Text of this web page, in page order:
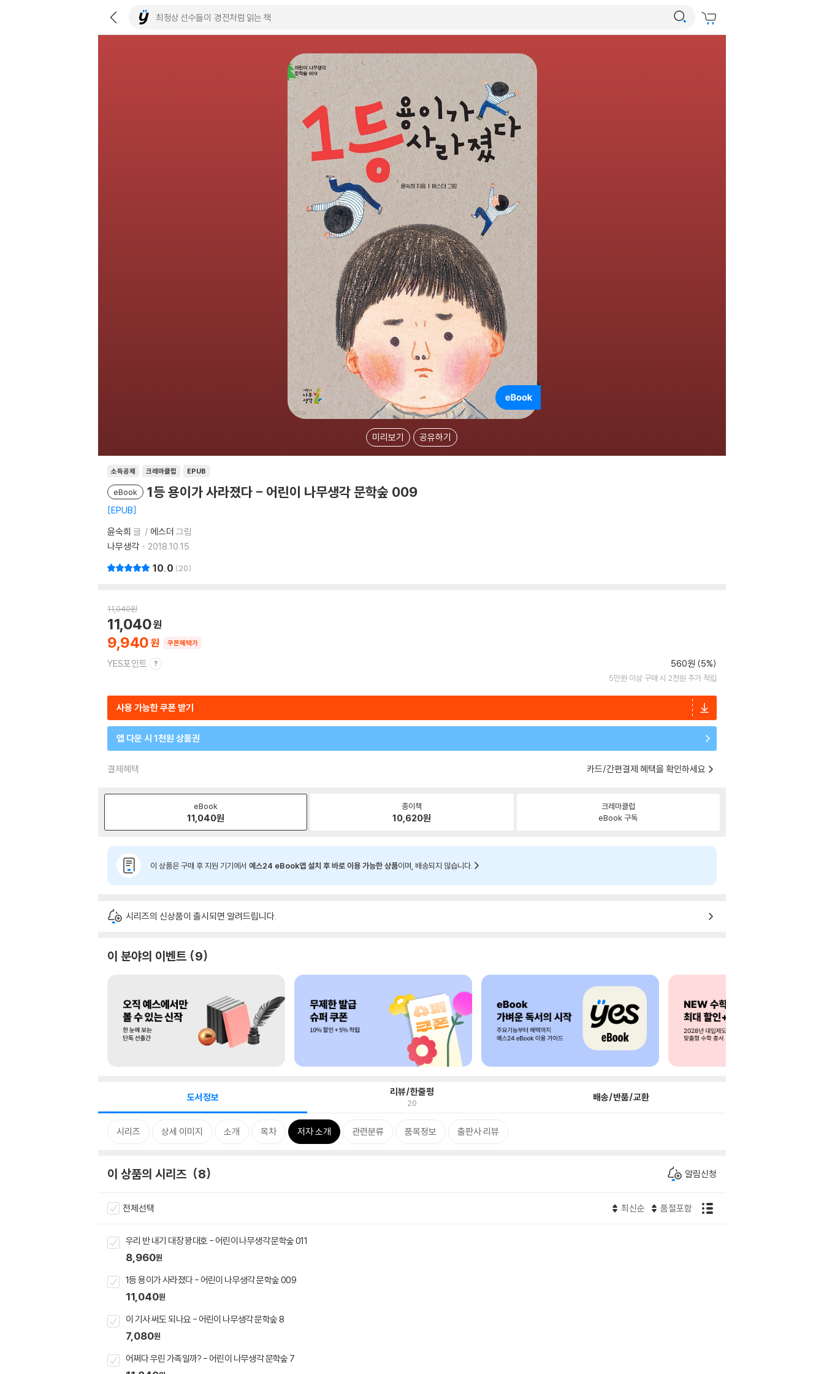
미리보기 공유하기
소득공제 크레마클럽 EPUB
eBook 1등 용이가 사라졌다 - 어린이 나무생각 문학숲 009
EPUB
윤숙희 글 에스더 그림
나무생각
2018.10.15.
10.0 20
11,040원
9,940
11,040
쿠폰혜택가
YES포인트 560원 (5%)
5만원 이상 구매 시 2천원 추가 적립
사용 가능한 쿠폰 받기
앱 다운 시 1천원 상품권
결제혜택 카드/간편결제 혜택을 확인하세요
eBook
11,040원
종이책
10,620원
크레마클럽
eBook 구독
이 상품은 구매 후 지원 기기에서 예스24 eBook앱 설치 후 바로 이용 가능한 상품이며, 배송되지 않습니다.
시리즈의 신상품이 출시되면 알려드립니다.
이 분야의 이벤트 9
도서정보 리뷰/한줄평
20 배송/반품/교환
시리즈 상세 이미지 소개 목차 저자 소개 관련분류 품목정보 출판사 리뷰
이 상품의 시리즈 8 알림신청
전체선택 최신순 품절포함
우리 반 내기 대장 꽝대호 - 어린이 나무생각 문학숲 011
8,960원
1등 용이가 사라졌다 - 어린이 나무생각 문학숲 009
11,040원
이 기사 써도 되나요 - 어린이 나무생각 문학숲 8
7,080원
어쩌다 우린 가족일까? - 어린이 나무생각 문학숲 7